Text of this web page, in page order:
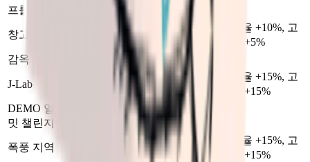
프롤로그 1.0 기본 배율
창고 구역 1.05
아이템 수량 배율 +10%, 고
품질 확률 배율 +5%
감옥
1.0 기본 배율
J-Lab 1.15
아이템 수량 배율 +15%, 고
품질 확률 배율 +15%
DEMO 얼티
밋 챌린지
1.0 기본 배율
폭풍 지역 1.15
아이템 수량 배율 +15%, 고
품질 확률 배율 +15%